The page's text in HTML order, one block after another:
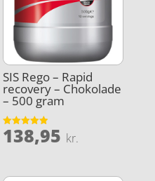
SIS Rego – Rapid
recovery – Chokolade
– 500 gram
Vurderet
4.9
138,95 kr.